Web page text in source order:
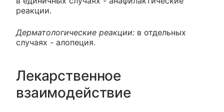
реакции.
Дерматологические реакции: в отдельных
случаях - алопеция.
Лекарственное
взаимодействие